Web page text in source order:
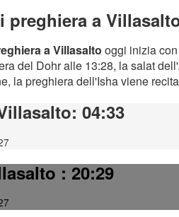
preghiera a
a Villasalto oggi inizia
del Dohr alle 13:28, la salat
la preghiera dell'Isha viene
: 04:33
: 20:29